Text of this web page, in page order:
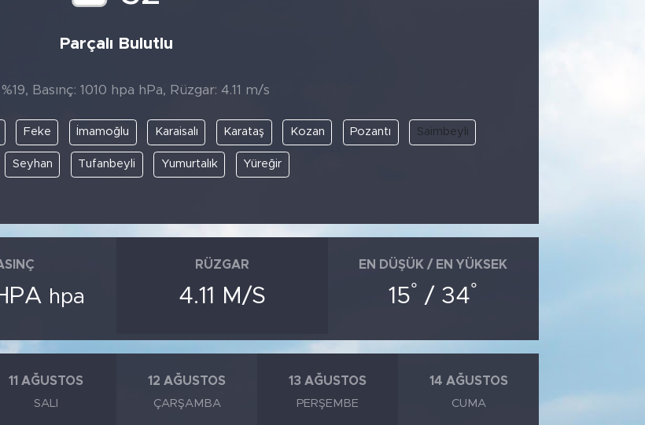
Parçalı Bulutlu
Basınç: 1010 hpa hPa, Rüzgar: 4.11 m/s
Feke İmamoğlu Karaisalı Karataş Kozan Pozantı Saimbeyli
Seyhan Tufanbeyli Yumurtalık Yüreğir
hpa
RÜZGAR
4.11 M/S
EN DÜŞÜK / EN YÜKSEK
15° / 34°
11 AĞUSTOS
SALI
12 AĞUSTOS
ÇARŞAMBA
13 AĞUSTOS
PERŞEMBE
14 AĞUSTOS
CUMA